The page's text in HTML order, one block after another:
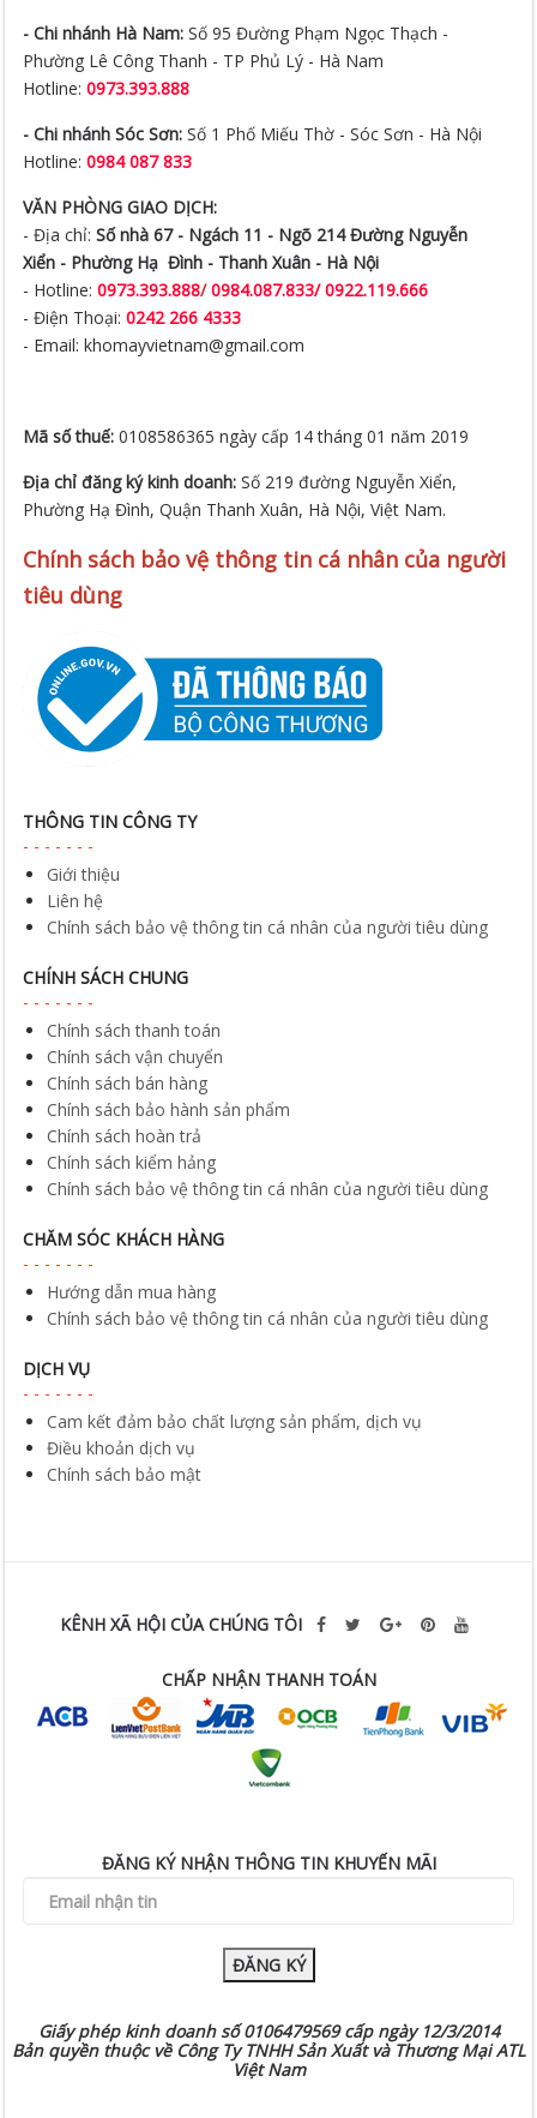
- Chi nhánh Hà Nam: Số 95 Đường Phạm Ngọc Thạch -
Phường Lê Công Thanh - TP Phủ Lý - Hà Nam
Hotline:0973.393.888
- Chi nhánh Sóc Sơn: Số 1 Phố Miếu Thờ - Sóc Sơn - Hà Nội
Hotline:0984 087 833
VĂN PHÒNG GIAO DỊCH:
- Địa chỉ:Số nhà 67 - Ngách 11 - Ngõ 214 Đường Nguyễn
Xiển - Phường Hạ Đình - Thanh Xuân - Hà Nội
- Hotline:0973.393.888/ 0984.087.833/ 0922.119.666
- Điện Thoại:0242 266 4333
- Email: khomayvietnam@gmail.com
Mã số thuế:0108586365 ngày cấp 14 tháng 01 năm 2019
Địa chỉ đăng ký kinh doanh:Số 219 đường Nguyễn Xiển,
Phường Hạ Đình, Quận Thanh Xuân, Hà Nội, Việt Nam.
Chính sách bảo vệ thông tin cá nhân của người
tiêu dùng
THÔNG TIN CÔNG TY
Giới thiệu
Liên hệ
Chính sách bảo vệ thông tin cá nhân của người tiêu dùng
CHÍNH SÁCH CHUNG
Chính sách thanh toán
Chính sách vận chuyển
Chính sách bán hàng
Chính sách bảo hành sản phẩm
Chính sách hoàn trả
Chính sách kiểm hảng
Chính sách bảo vệ thông tin cá nhân của người tiêu dùng
CHĂM SÓC KHÁCH HÀNG
Hướng dẫn mua hàng
Chính sách bảo vệ thông tin cá nhân của người tiêu dùng
DỊCH VỤ
Cam kết đảm bảo chất lượng sản phẩm, dịch vụ
Điều khoản dịch vụ
Chính sách bảo mật
KÊNH XÃ HỘI CỦA CHÚNG TÔI
CHẤP NHẬN THANH TOÁN
ĐĂNG KÝ NHẬN THÔNG TIN KHUYẾN MÃI
ĐĂNG KÝ
Giấy phép kinh doanh số 0106479569 cấp ngày 12/3/2014
Bản quyền thuộc về Công Ty TNHH Sản Xuất và Thương Mại ATL
Việt Nam